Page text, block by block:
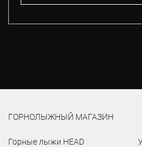
ГОРНОЛЫЖНЫЙ МАГАЗИН
Горные лыжи HEAD